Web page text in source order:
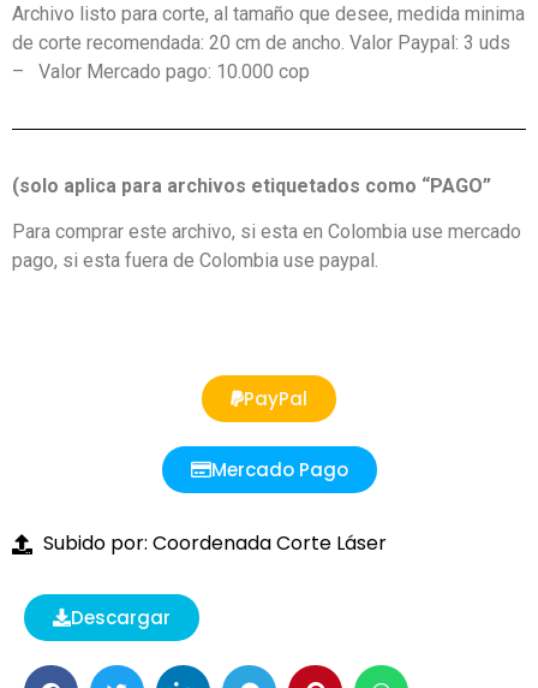
Archivo listo para corte, al tamaño que desee, medida minima
de corte recomendada: 20 cm de ancho. Valor Paypal: 3 uds
– Valor Mercado pago: 10.000 cop
(solo aplica para archivos etiquetados como “PAGO”
Para comprar este archivo, si esta en Colombia use mercado
pago, si esta fuera de Colombia use paypal.
PayPal
Mercado Pago
Subido por: Coordenada Corte Láser
Descargar